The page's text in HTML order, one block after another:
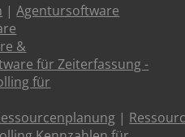
|Agentursoftware
&
für Zeiterfassung -
für
|